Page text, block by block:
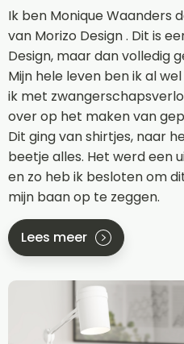
Ik ben Monique Waanders
van Morizo Design . Dit is
Design, maar dan volledig
Mijn hele leven ben ik al
ik met
over op het maken van
Dit ging van shirtjes, naar
beetje alles. Het werd een
en zo heb ik besloten om
mijn baan op te zeggen.
Lees meer